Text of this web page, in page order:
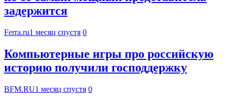
задержится
Ferra.ru1 месяц спустя 0
Компьютерные игры про российскую
историю получили господдержку
BFM.RU1 месяц спустя 0